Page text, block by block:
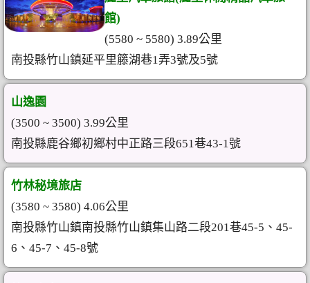
館)
(5580 ~ 5580) 3.89公里
南投縣竹山鎮延平里籐湖巷1弄3號及5號
山逸園
(3500 ~ 3500) 3.99公里
南投縣鹿谷鄉初鄉村中正路三段651巷43-1號
竹林秘境旅店
(3580 ~ 3580) 4.06公里
南投縣竹山鎮南投縣竹山鎮集山路二段201巷45-5、45-
6、45-7、45-8號